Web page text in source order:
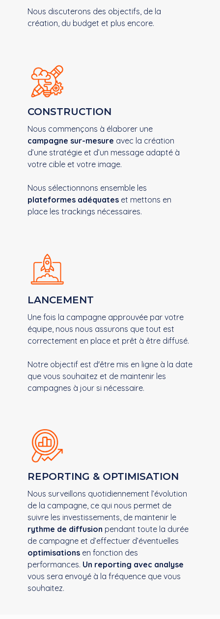
Nous discuterons des objectifs, de la
création, du budget et plus encore.​
CONSTRUCTION
Nous commençons à élaborer une
campagne sur-mesure ​ avec la création
d’une stratégie et d’un message adapté à
votre cible et votre image.​
Nous sélectionnons ensemble ​ les
plateformes adéquates​ et mettons en
place ​ les trackings nécessaires.
LANCEMENT​
Une fois la campagne approuvée par votre
équipe, nous nous assurons que tout est
correctement en place ​ et prêt à être diffusé. ​
Notre objectif est d'être ​ mis en ligne à la date
que vous souhaitez et de maintenir les
campagnes à jour si nécessaire.
REPORTING &​ OPTIMISATION​
Nous surveillons quotidiennement l’évolution
de la campagne, ​ ce qui nous permet de
suivre ​ les investissements, de maintenir le
rythme de diffusion pendant toute la durée
de campagne ​ et d’effectuer d’éventuelles
optimisationsen fonction ​ des
performances. ​ Un reporting avec analyse
vous sera envoyé à la fréquence que vous
souhaitez.